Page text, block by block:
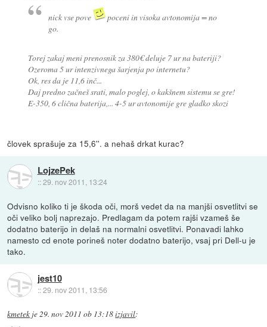
nick vse pove
poceni in visoka avtonomija = no
go.
Torej zakaj meni prenosnik za 380€ deluje 7 ur na bateriji?
Ozeroma 5 ur intenzivnega šarjenja po internetu?
Ok, res da je 11,6 inč...
Daj predno začneš srati, malo poglej, o kakšnem sistemu se gre!
E-350, 6 clična baterija,... 4-5 ur avtonomije gre gladko skozi
človek sprašuje za 15,6''. a nehaš drkat kurac?
LojzePek
::29. nov 2011, 13:24
Odvisno koliko ti je škoda oči, morš vedet da na manjši osvetlitvi se
oči veliko bolj naprezajo. Predlagam da potem rajši vzameš še
dodatno baterijo in delaš na normalni osvetlitvi. Ponavadi lahko
namesto cd enote porineš noter dodatno baterijo, vsaj pri Dell-u je
tako.
jest10
::29. nov 2011, 13:56
kmetek je29. nov 2011 ob 13:18izjavil: